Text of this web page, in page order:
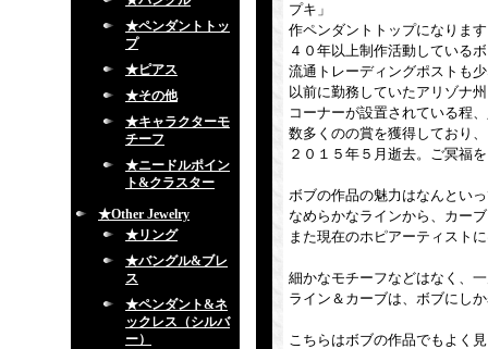
★ペンダントトッ
プ
★ピアス
★その他
★キャラクターモ
チーフ
★ニードルポイン
ト&クラスター
★Other Jewelry
★リング
★バングル&ブレ
ス
★ペンダント&ネ
ックレス（シルバ
ー）
プキ」
作ペンダントトップになりま
４０年以上制作活動している
流通トレーディングポストも
以前に勤務していたアリゾナ
コーナーが設置されている程
数多くのの賞を獲得しており
２０１５年５月逝去。ご冥福
ボブの作品の魅力はなんとい
なめらかなラインから、カー
また現在のホピアーティスト
細かなモチーフなどはなく、
ライン＆カーブは、ボブにし
こちらはボブの作品でもよく